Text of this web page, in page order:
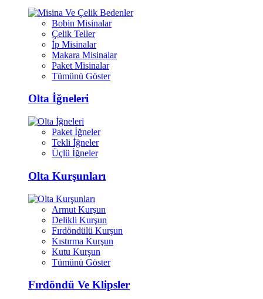
Bobin Misinalar
Çelik Teller
İp Misinalar
Makara Misinalar
Paket Misinalar
Tümünü Göster
Olta İğneleri
Paket İğneler
Tekli İğneler
Üçlü İğneler
Olta Kurşunları
Armut Kurşun
Delikli Kurşun
Fırdöndülü Kurşun
Kıstırma Kurşun
Kutu Kurşun
Tümünü Göster
Fırdöndü Ve Klipsler